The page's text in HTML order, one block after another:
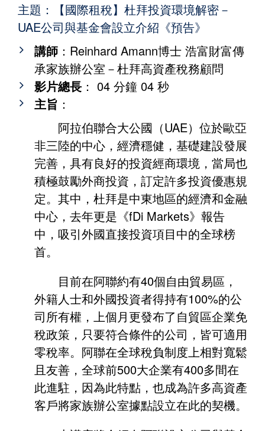
主題：【國際租稅】杜拜投資環境解密－
UAE公司與基金會設立介紹《預告》
講師：Reinhard Amann博士 浩富財富傳
承家族辦公室－杜拜高資產稅務顧問
影片總長： 04 分鐘 04 秒
主旨 ：
阿拉伯聯合大公國（UAE）位於歐亞
非三陸的中心，經濟穩健，基礎建設發展
完善，具有良好的投資經商環境，當局也
積極鼓勵外商投資，訂定許多投資優惠規
定。其中，杜拜是中東地區的經濟和金融
中心，去年更是《fDi Markets》報告
中，吸引外國直接投資項目中的全球榜
首。
目前在阿聯約有40個自由貿易區，
外籍人士和外國投資者得持有100%的公
司所有權，上個月更發布了自貿區企業免
稅政策，只要符合條件的公司，皆可適用
零稅率。阿聯在全球稅負制度上相對寬鬆
且友善，全球前500大企業有400多間在
此進駐，因為此特點，也成為許多高資產
客戶將家族辦公室據點設立在此的契機。